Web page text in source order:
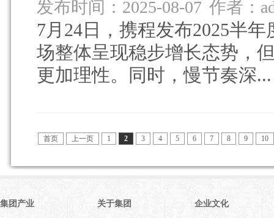
发布时间：2025-08-07 作者：
7月24日，携程发布2025半
场整体呈现稳步增长态势，
更加理性。同时，慢节奏深...
首页 上一页 1 2 3 4 5 6 7 8 9 10
集团产业 关于集团 企业文化